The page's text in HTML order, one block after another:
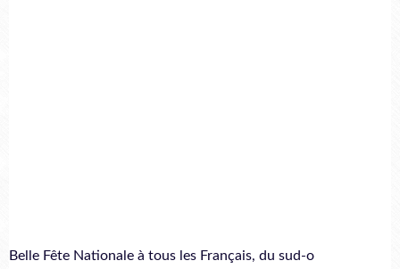
Belle Fête Nationale à tous les Français, du sud-o